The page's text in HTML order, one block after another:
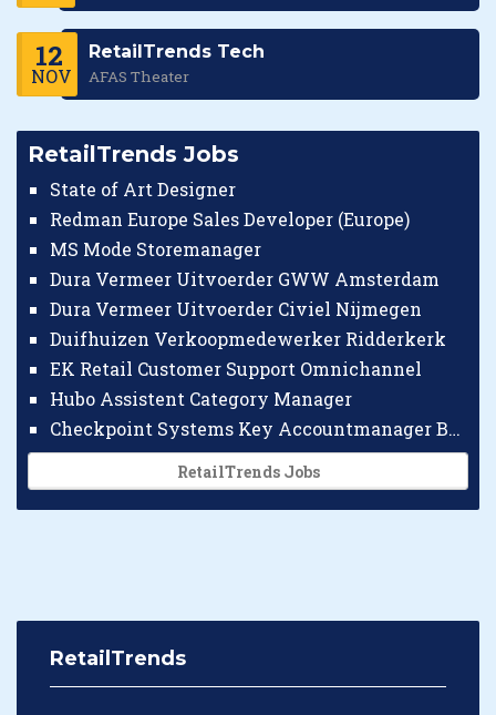
12
NOV
RetailTrends Tech
AFAS Theater
RetailTrends Jobs
State of Art Designer
Redman Europe Sales Developer (Europe)
MS Mode Storemanager
Dura Vermeer Uitvoerder GWW Amsterdam
Dura Vermeer Uitvoerder Civiel Nijmegen
Duifhuizen Verkoopmedewerker Ridderkerk
EK Retail Customer Support Omnichannel
Hubo Assistent Category Manager
Checkpoint Systems Key Accountmanager Benelux
RetailTrends Jobs
RetailTrends